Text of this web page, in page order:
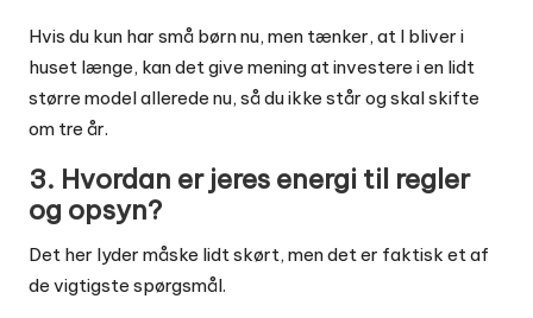
Hvis du kun har små børn nu, men tænker, at I bliver i
huset længe, kan det give mening at investere i en lidt
større model allerede nu, så du ikke står og skal skifte
om tre år.
3. Hvordan er jeres energi til regler
og opsyn?
Det her lyder måske lidt skørt, men det er faktisk et af
de vigtigste spørgsmål.